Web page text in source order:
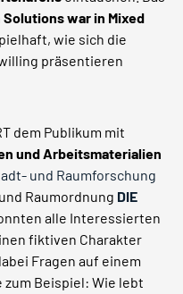
Solutionswar in Mixed
wie sich die
präsentieren
dem Publikum mit
und Arbeitsmaterialien
und Raumforschung
Raumordnung DIE
alle Interessierten
fiktiven Charakter
Fragen auf einem
Beispiel: Wie lebt